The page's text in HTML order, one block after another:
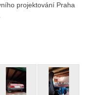
projektování Praha